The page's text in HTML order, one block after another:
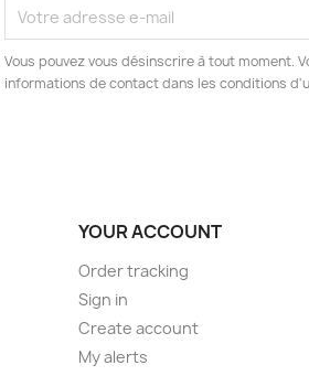
Vous pouvez vous désinscrire à tout moment.
informations de contact dans les conditions
YOUR ACCOUNT
Order tracking
Sign in
Create account
My alerts